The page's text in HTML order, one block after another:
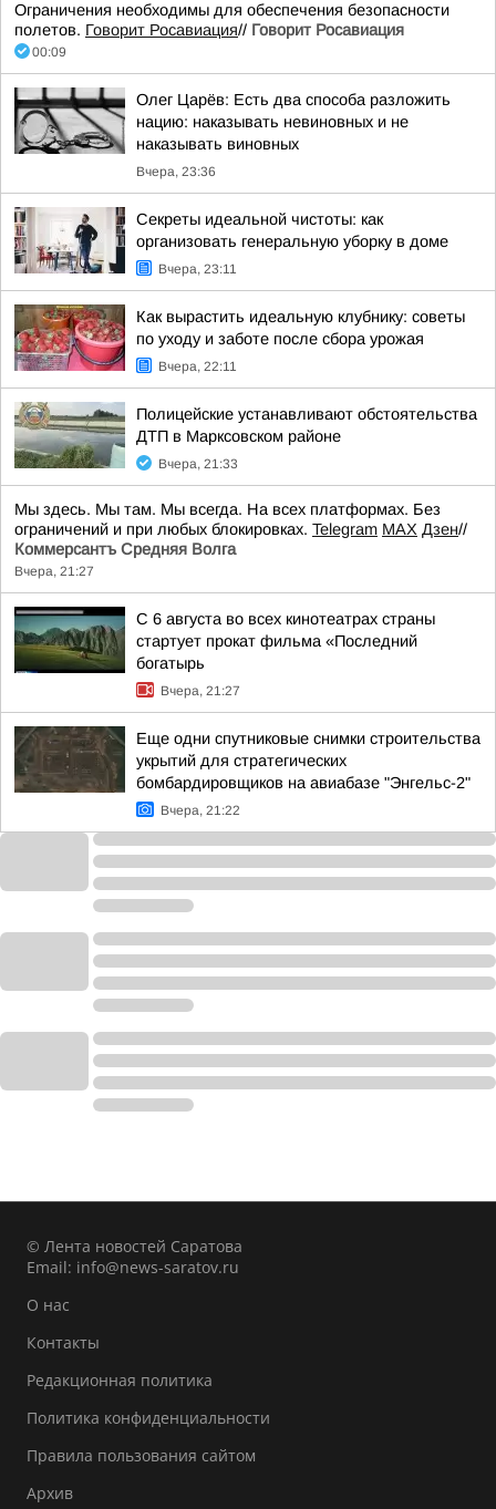
Ограничения необходимы для обеспечения безопасности
полетов. Говорит Росавиация// Говорит Росавиация
00:09
Олег Царёв: Есть два способа разложить
нацию: наказывать невиновных и не
наказывать виновных
Вчера, 23:36
Секреты идеальной чистоты: как
организовать генеральную уборку в доме
Вчера, 23:11
Как вырастить идеальную клубнику: советы
по уходу и заботе после сбора урожая
Вчера, 22:11
Полицейские устанавливают обстоятельства
ДТП в Марксовском районе
Вчера, 21:33
Мы здесь. Мы там. Мы всегда. На всех платформах. Без
ограничений и при любых блокировках. Telegram MAX Дзен//
Коммерсантъ Средняя Волга
Вчера, 21:27
С 6 августа во всех кинотеатрах страны
стартует прокат фильма «Последний
богатырь
Вчера, 21:27
Еще одни спутниковые снимки строительства
укрытий для стратегических
бомбардировщиков на авиабазе "Энгельс-2"
Вчера, 21:22
© Лента новостей Саратова
Email: info@news-saratov.ru
О нас
Контакты
Редакционная политика
Политика конфиденциальности
Правила пользования сайтом
Архив